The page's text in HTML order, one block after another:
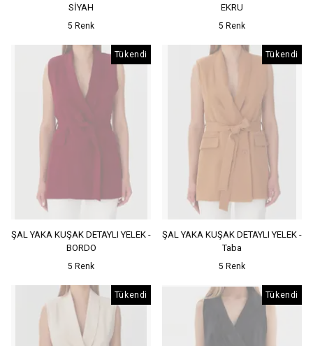
SİYAH
5 Renk
EKRU
5 Renk
Tükendi
ŞAL YAKA KUŞAK DETAYLI YELEK -
BORDO
5 Renk
Tükendi
ŞAL YAKA KUŞAK DETAYLI YELEK -
Taba
5 Renk
Tükendi Tükendi